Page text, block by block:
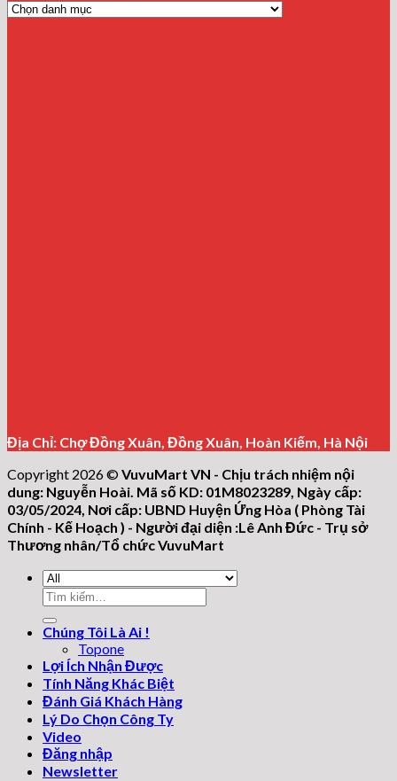
Địa Chỉ: Chợ Đồng Xuân, Đồng Xuân, Hoàn Kiếm, Hà Nội
Copyright 2026 © VuvuMart VN - Chịu trách nhiệm nội
dung: Nguyễn Hoài. Mã số KD: 01M8023289, Ngày cấp:
03/05/2024, Nơi cấp: UBND Huyện Ứng Hòa ( Phòng Tài
Chính - Kế Hoạch ) - Người đại diện :Lê Anh Đức - Trụ sở
Thương nhân/Tổ chức VuvuMart
Tìm
kiếm:
Chúng Tôi Là Ai !
Topone
Lợi Ích Nhận Được
Tính Năng Khác Biệt
Đánh Giá Khách Hàng
Lý Do Chọn Công Ty
Video
Đăng nhập
Newsletter